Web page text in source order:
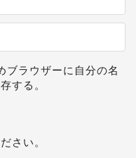
ブラウザーに自分の名
する。
さい。